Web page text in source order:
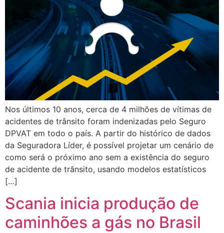
Nos últimos 10 anos, cerca de 4 milhões de vítimas de
acidentes de trânsito foram indenizadas pelo Seguro
DPVAT em todo o país. A partir do histórico de dados
da Seguradora Líder, é possível projetar um cenário de
como será o próximo ano sem a existência do seguro
de acidente de trânsito, usando modelos estatísticos
[…]
Scania inicia produção de
caminhões a gás no Brasil